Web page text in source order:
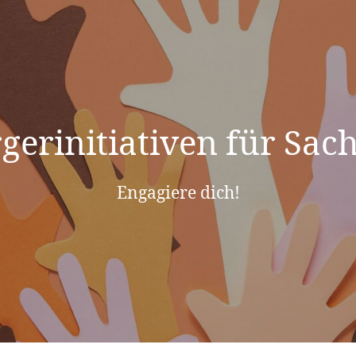
für
Engagiere dich!